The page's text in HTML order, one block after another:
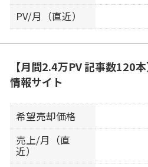
PV/月（直近）
【月間2.4万PV 記事数120
情報サイト
希望売却価格
売上/月（直
近）